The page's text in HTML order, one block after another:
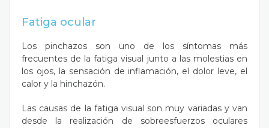
Fatiga ocular
Los pinchazos son uno de los síntomas más
frecuentes de la fatiga visual junto a las molestias en
los ojos, la sensación de inflamación, el dolor leve, el
calor y la hinchazón.
Las causas de la fatiga visual son muy variadas y van
desde la realización de sobreesfuerzos oculares